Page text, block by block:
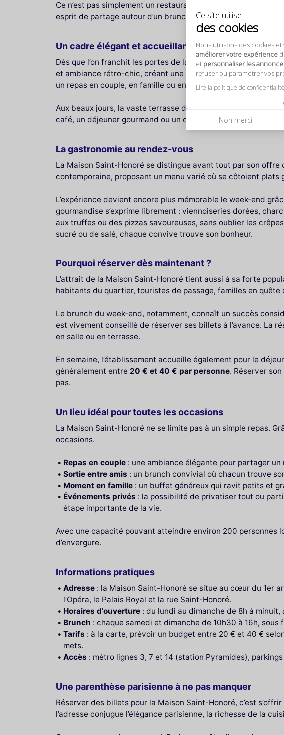
Ce site utilise
des cookies
Nous utilisons des cookies
améliorer votre expérience
et personnaliser les
refuser ou paramétrer vos
Lire la politique de confidentialité
Non merci
Ce n’est pas simplement un restaurant : c’est un espace où
esprit de partage autour d’un brunch généreux, chaque
Un cadre élégant et accueillant
Dès que l’on franchit les portes de la Maison Saint-Honoré,
et ambiance rétro-chic, créant une atmosphère à la fois
un repas en couple, en famille ou entre amis.
Aux beaux jours, la vaste terrasse devient un véritable atout
café, un déjeuner gourmand ou un cocktail au coucher du
La gastronomie au rendez-vous
La Maison Saint-Honoré se distingue avant tout par son
contemporaine, proposant un menu varié où se côtoient plats
L’expérience devient encore plus mémorable le week-end
gourmandise s’exprime librement : viennoiseries dorées,
aux truffes ou des pizzas savoureuses, sans oublier les
sucré ou de salé, chaque convive trouve son bonheur.
Pourquoi réserver dès maintenant ?
L’attrait de la Maison Saint-Honoré tient aussi à sa forte
habitants du quartier, touristes de passage, familles en
Le brunch du week-end, notamment, connaît un succès
est vivement conseillé de réserver ses billets à l’avance. La
en salle ou en terrasse.
En semaine, l’établissement accueille également pour le
généralement entre 20 € et 40 € par personne. Réserver
pas.
Un lieu idéal pour toutes les occasions
La Maison Saint-Honoré ne se limite pas à un simple repas.
occasions.
Repas en couple : une ambiance élégante pour partager un
Sortie entre amis : un brunch convivial où chacun trouve
Moment en famille : un buffet généreux qui ravit petits et
Événements privés : la possibilité de privatiser tout ou
étape importante de la vie.
Avec une capacité pouvant atteindre environ 200 personnes
d’envergure.
Informations pratiques
Adresse : la Maison Saint-Honoré se situe au cœur du 1er
l’Opéra, le Palais Royal et la rue Saint-Honoré.
Horaires d’ouverture : du lundi au dimanche de 8h à
Brunch : chaque samedi et dimanche de 10h30 à 16h,
Tarifs : à la carte, prévoir un budget entre 20 € et 40 €
mets.
Accès : métro lignes 3, 7 et 14 (station Pyramides),
Une parenthèse parisienne à ne pas manquer
Réserver des billets pour la Maison Saint-Honoré, c’est
l’adresse conjugue l’élégance parisienne, la richesse de la